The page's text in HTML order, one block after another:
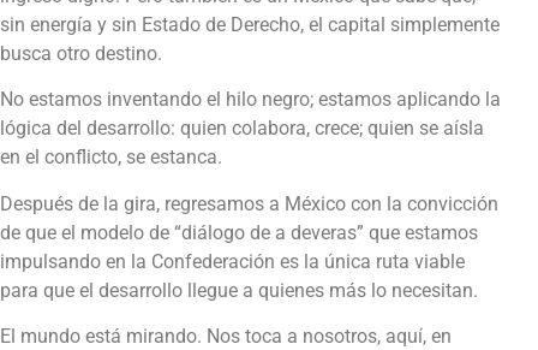
sin energía y sin Estado de Derecho, el capital simplemente
busca otro destino.
No estamos inventando el hilo negro; estamos aplicando la
lógica del desarrollo: quien colabora, crece; quien se aísla
en el conflicto, se estanca.
Después de la gira, regresamos a México con la convicción
de que el modelo de “diálogo de a deveras” que estamos
impulsando en la Confederación es la única ruta viable
para que el desarrollo llegue a quienes más lo necesitan.
El mundo está mirando. Nos toca a nosotros, aquí, en